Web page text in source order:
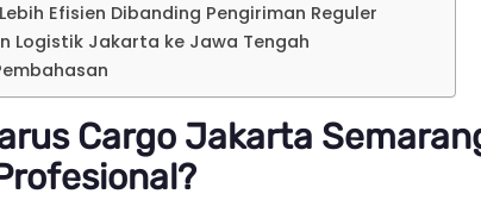
Efisien Dibanding Pengiriman Reguler
Logistik Jakarta ke Jawa Tengah
Cargo Jakarta